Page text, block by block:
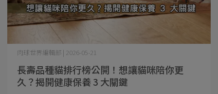
長壽品種貓排行榜公開！想讓貓咪陪你更
久？揭開健康保養 3 大關鍵
肉球世界編輯部 | 2026-05-21